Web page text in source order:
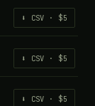
⬇ CSV · $5
⬇ CSV · $5
⬇ CSV · $5